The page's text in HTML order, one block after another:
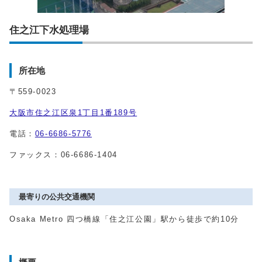
住之江下水処理場
所在地
〒559-0023
大阪市住之江区泉1丁目1番189号
電話： 06-6686-5776
ファックス：06-6686-1404
最寄りの公共交通機関
Osaka Metro 四つ橋線「住之江公園」駅から徒歩で約10分